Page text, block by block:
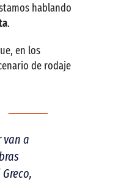
hablando
.
en los
de rodaje
van a